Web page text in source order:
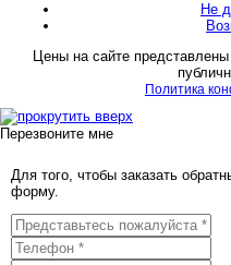
Не
Цены на сайте
Политика
Перезвоните мне
Для того, чтобы заказать
форму.